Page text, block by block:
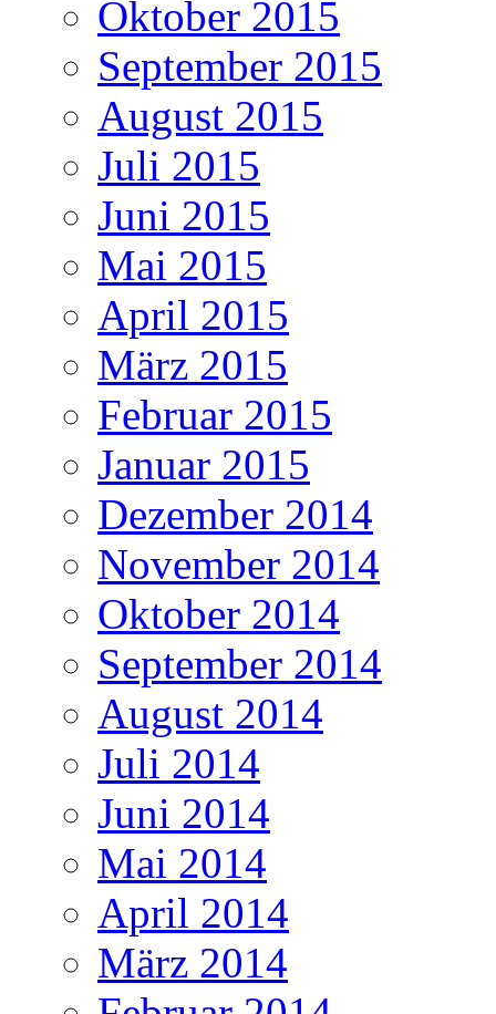
Oktober 2015
September 2015
August 2015
Juli 2015
Juni 2015
Mai 2015
April 2015
März 2015
Februar 2015
Januar 2015
Dezember 2014
November 2014
Oktober 2014
September 2014
August 2014
Juli 2014
Juni 2014
Mai 2014
April 2014
März 2014